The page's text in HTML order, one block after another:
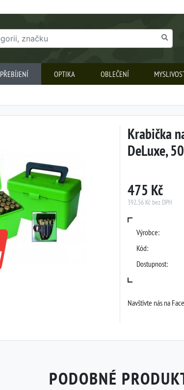
PŘEBÍJENÍ OPTIKA OBLEČENÍ
Krabička
DeLuxe,
475 Kč
392,56 Kč bez DPH
Výrobce:
Kód:
Dostupnost:
Navštivte nás na
PODOBNÉ